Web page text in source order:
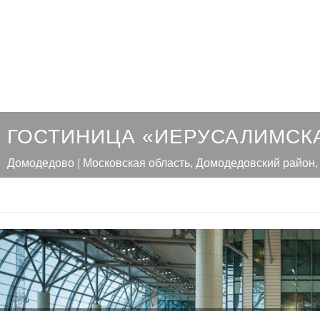
ГОСТИНИЦА
Домодедово | Московская область, Домодедовский